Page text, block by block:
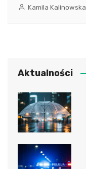
Kamila Kalinowska
Aktualności